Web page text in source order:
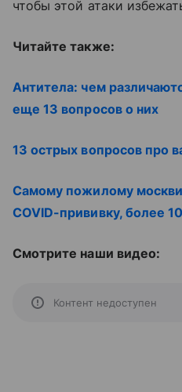
чтобы этой атаки
Читайте также:
Антитела: чем
еще 13 вопросов о них
13 острых вопросов про
Самому пожилому
COVID-прививку, более
Смотрите наши видео:
Контент недоступен